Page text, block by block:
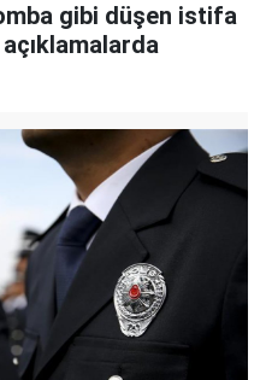
gibi düşen istifa